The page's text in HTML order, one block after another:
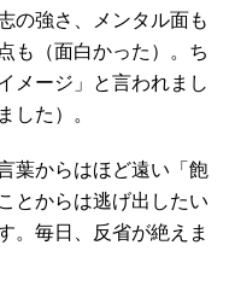
の強さ、メンタル面も
も（面白かった）。ち
メージ」と言われまし
した）。
葉からはほど遠い「飽
とからは逃げ出したい
。毎日、反省が絶えま